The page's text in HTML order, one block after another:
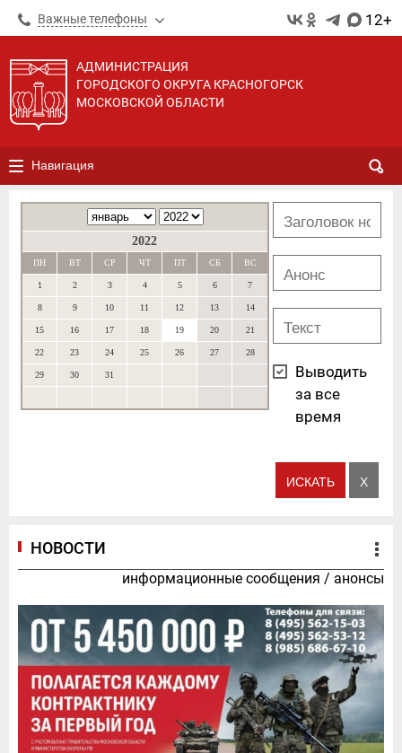
Важные телефоны 12+
АДМИНИСТРАЦИЯ
ГОРОДСКОГО ОКРУГА КРАСНОГОРСК
МОСКОВСКОЙ ОБЛАСТИ
Навигация
2022
ПН ВТ СР ЧТ ПТ СБ ВС
1 2 3 4 5 6 7
8 9 10 11 12 13 14
15 16 17 18 19 20 21
22 23 24 25 26 27 28
29 30 31
Выводить
за все
время
НОВОСТИ
информационные сообщения / анонсы